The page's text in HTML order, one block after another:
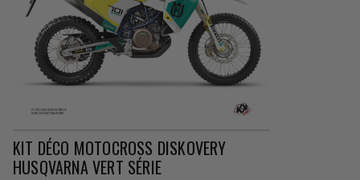
KIT DÉCO MOTOCROSS DISKOVERY
HUSQVARNA VERT SÉRIE